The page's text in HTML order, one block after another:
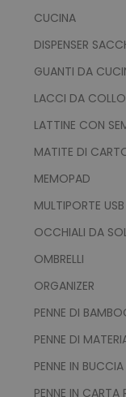
CUCINA
DISPENSER
GUANTI DA
LACCI DA
LATTINE CON
MATITE DI
MEMOPAD
MULTIPORTE USB
OCCHIALI DA
OMBRELLI
ORGANIZER
PENNE DI
PENNE DI
PENNE IN
PENNE IN CARTA